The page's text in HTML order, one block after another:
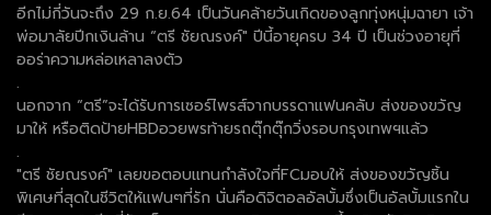
อีกไม่กี่วันจะถึง 29 ก.ย.64 เป็นวันคล้ายวันเกิดของลูกทุ่งหนุ่มฉายา เจ้า
พ่อมาลัยปีกเงินล้าน “ตรี ชัยณรงค์" ปีนี้อายุครบ 34 ปี เป็นช่วงอายุที่
ออร่าความหล่อเหลาลงตัว
.
นอกจาก “ตรี”จะได้รับการเซอร์ไพรส์จากบรรดาแฟนคลับ ส่งของขวัญ
มาให้ หรือติดป้ายHBDอวยพรท้ายรถตุ๊กตุ๊กวิ่งรอบกรุงเทพฯแล้ว
.
"ตรี ชัยณรงค์" เลยขอตอบแทนกำลังใจที่FCมอบให้ ส่งของขวัญชิ้น
พิเศษที่สุดในชีวิตให้แฟนๆที่รัก นั่นคือดิจิตอลอัลบั้มซึ่งเป็นอัลบั้มแรกใน